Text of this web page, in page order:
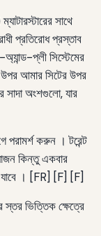
সাথে
প্রতিরোধ প্রস্তাব
প্লী সিস্টেমের
আমার সিটের উপর
সাদা অংশগুলো, যার
পরামর্শ করুন । টরেন্ট
কিন্তু একবার
যাবে । [FR] [F] [F]
ভিত্তিক ক্ষেত্রে